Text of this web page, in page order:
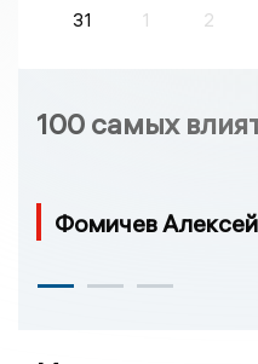
31
1 2
100 самых
Фомичев